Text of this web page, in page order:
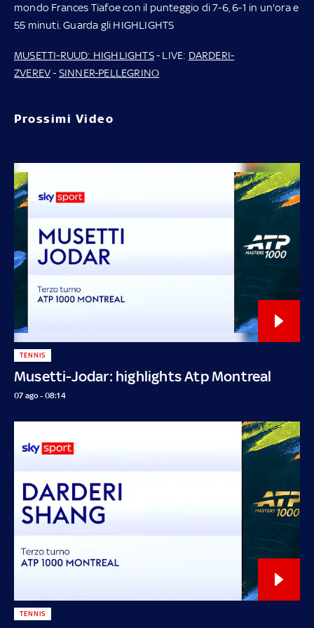
mondo Frances Tiafoe con il punteggio di 7-6, 6-1 in un'ora e
55 minuti. Guarda gli HIGHLIGHTS
MUSETTI-RUUD: HIGHLIGHTS- LIVE: DARDERI-
ZVEREV- SINNER-PELLEGRINO
Prossimi Video
Musetti-Jodar: highlights Atp Montreal
TENNIS
07 ago - 08:14
TENNIS